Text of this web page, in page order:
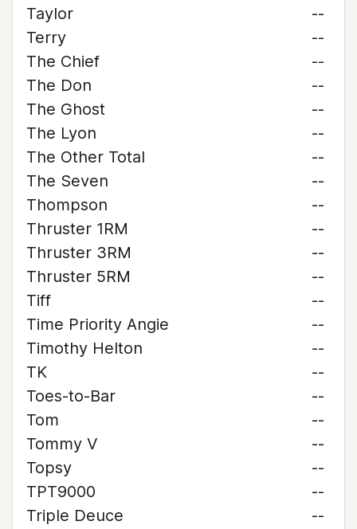
Taylor
--
Terry
--
The Chief
--
The Don
--
The Ghost
--
The Lyon
--
The Other Total
--
The Seven
--
Thompson
--
Thruster 1RM
--
Thruster 3RM
--
Thruster 5RM
--
Tiff
--
Time Priority Angie
--
Timothy Helton
--
TK
--
Toes-to-Bar
--
Tom
--
Tommy V
--
Topsy
--
TPT9000
--
Triple Deuce
--